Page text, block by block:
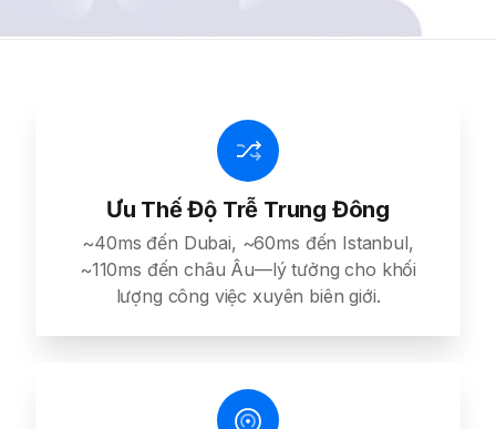
Ưu Thế Độ Trễ Trung Đông
~40ms đến Dubai, ~60ms đến Istanbul,
~110ms đến châu Âu—lý tưởng cho khối
lượng công việc xuyên biên giới.